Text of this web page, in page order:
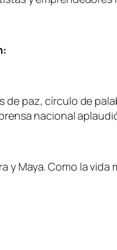
de paz, círculo de
nacional
y Maya. Como la vida